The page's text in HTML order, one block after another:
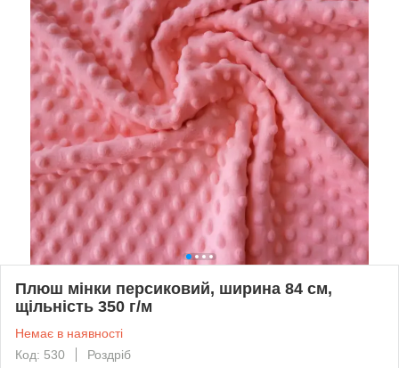
Плюш мінки персиковий, ширина 84 см,
щільність 350 г/м
Немає в наявності
Код: 530
Роздріб